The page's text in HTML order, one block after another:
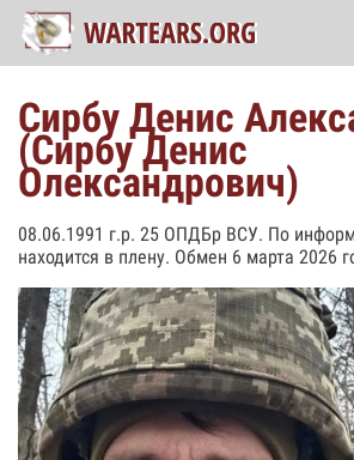
Сирбу Денис
(Сирбу Денис
Олександрович)
08.06.1991 г.р. 25 ОПДБр ВСУ. По
находится в плену. Обмен 6 марта 2026